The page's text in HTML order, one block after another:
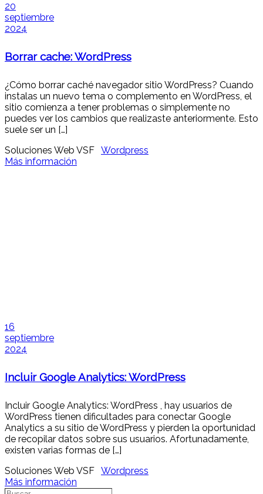
20
septiembre
2024
Borrar cache: WordPress
¿Cómo borrar caché navegador sitio WordPress? Cuando
instalas un nuevo tema o complemento en WordPress, el
sitio comienza a tener problemas o simplemente no
puedes ver los cambios que realizaste anteriormente. Esto
suele ser un […]
Soluciones Web VSF Wordpress
Más información
16
septiembre
2024
Incluir Google Analytics: WordPress
Incluir Google Analytics: WordPress , hay usuarios de
WordPress tienen dificultades para conectar Google
Analytics a su sitio de WordPress y pierden la oportunidad
de recopilar datos sobre sus usuarios. Afortunadamente,
existen varias formas de […]
Soluciones Web VSF Wordpress
Más información